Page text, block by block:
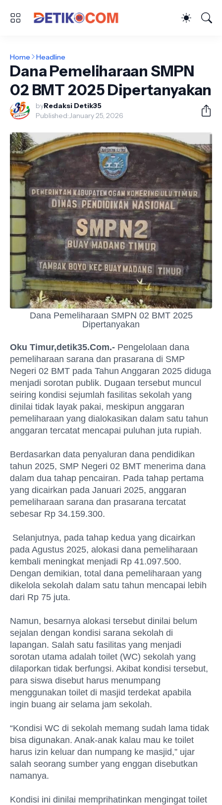
Home Headline
Dana Pemeliharaan SMPN
02 BMT 2025 Dipertanyakan
byRedaksi Detik35
Published:January 25, 2026
Dana Pemeliharaan SMPN 02 BMT 2025
Dipertanyakan
Oku Timur,detik35.Com.- Pengelolaan dana
pemeliharaan sarana dan prasarana di SMP
Negeri 02 BMT pada Tahun Anggaran 2025 diduga
menjadi sorotan publik. Dugaan tersebut muncul
seiring kondisi sejumlah fasilitas sekolah yang
dinilai tidak layak pakai, meskipun anggaran
pemeliharaan yang dialokasikan dalam satu tahun
anggaran tercatat mencapai puluhan juta rupiah.
Berdasarkan data penyaluran dana pendidikan
tahun 2025, SMP Negeri 02 BMT menerima dana
dalam dua tahap pencairan. Pada tahap pertama
yang dicairkan pada Januari 2025, anggaran
pemeliharaan sarana dan prasarana tercatat
sebesar Rp 34.159.300.
Selanjutnya, pada tahap kedua yang dicairkan
pada Agustus 2025, alokasi dana pemeliharaan
kembali meningkat menjadi Rp 41.097.500.
Dengan demikian, total dana pemeliharaan yang
dikelola sekolah dalam satu tahun mencapai lebih
dari Rp 75 juta.
Namun, besarnya alokasi tersebut dinilai belum
sejalan dengan kondisi sarana sekolah di
lapangan. Salah satu fasilitas yang menjadi
sorotan utama adalah toilet (WC) sekolah yang
dilaporkan tidak berfungsi. Akibat kondisi tersebut,
para siswa disebut harus menumpang
menggunakan toilet di masjid terdekat apabila
ingin buang air selama jam sekolah.
“Kondisi WC di sekolah memang sudah lama tidak
bisa digunakan. Anak-anak kalau mau ke toilet
harus izin keluar dan numpang ke masjid,” ujar
salah seorang sumber yang enggan disebutkan
namanya.
Kondisi ini dinilai memprihatinkan mengingat toilet